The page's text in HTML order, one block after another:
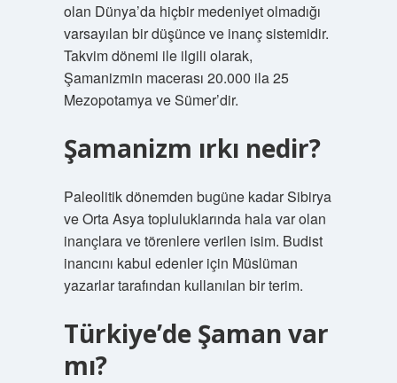
olan Dünya’da hiçbir medeniyet olmadığı
varsayılan bir düşünce ve inanç sistemidir.
Takvim dönemi ile ilgili olarak,
Şamanizmin macerası 20.000 ila 25
Mezopotamya ve Sümer’dir.
Şamanizm ırkı nedir?
Paleolitik dönemden bugüne kadar Sibirya
ve Orta Asya topluluklarında hala var olan
inançlara ve törenlere verilen isim. Budist
inancını kabul edenler için Müslüman
yazarlar tarafından kullanılan bir terim.
Türkiye’de Şaman var
mı?